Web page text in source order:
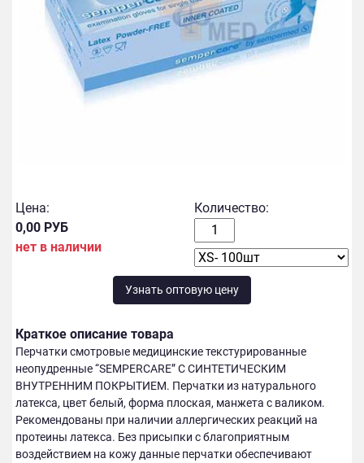
Цена:
0,00 РУБ
нет в наличии
Количество:
Узнать оптовую цену
Краткое описание товара
Перчатки смотровые медицинские текстурированные
неопудренные “SEMPERCARE” С СИНТЕТИЧЕСКИМ
ВНУТРЕННИМ ПОКРЫТИЕМ. Перчатки из натурального
латекса, цвет белый, форма плоская, манжета с валиком.
Рекомендованы при наличии аллергических реакций на
протеины латекса. Без присыпки с благоприятным
воздействием на кожу данные перчатки обеспечивают